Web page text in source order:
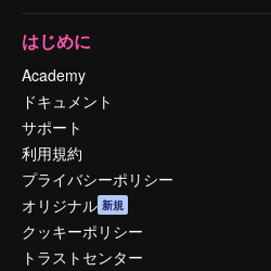
はじめに
Academy
ドキュメント
サポート
利用規約
プライバシーポリシー
オリジナル 新規
クッキーポリシー
トラストセンター